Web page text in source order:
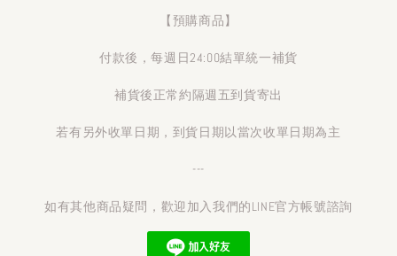
【預購商品】
付款後，每週日24:00結單統一補貨
補貨後正常約隔週五到貨寄出
若有另外收單日期，到貨日期以當次收單日期為主
---
如有其他商品疑問，歡迎加入我們的LINE官方帳號諮詢